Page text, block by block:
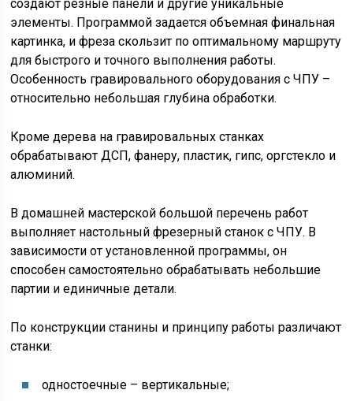
создают резные панели и другие уникальные
элементы. Программой задается объемная финальная
картинка, и фреза скользит по оптимальному маршруту
для быстрого и точного выполнения работы.
Особенность гравировального оборудования с ЧПУ –
относительно небольшая глубина обработки.
Кроме дерева на гравировальных станках
обрабатывают ДСП, фанеру, пластик, гипс, оргстекло и
алюминий.
В домашней мастерской большой перечень работ
выполняет настольный фрезерный станок с ЧПУ. В
зависимости от установленной программы, он
способен самостоятельно обрабатывать небольшие
партии и единичные детали.
По конструкции станины и принципу работы различают
станки:
одностоечные – вертикальные;